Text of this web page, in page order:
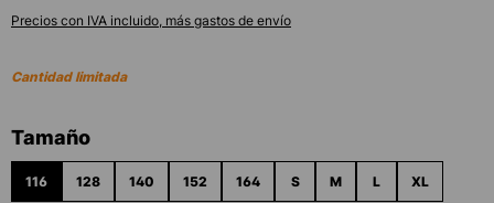
Precios con IVA incluido, más gastos de envío
Cantidad limitada
Seleccione
Tamaño
116 128 140 152 164 S M L XL